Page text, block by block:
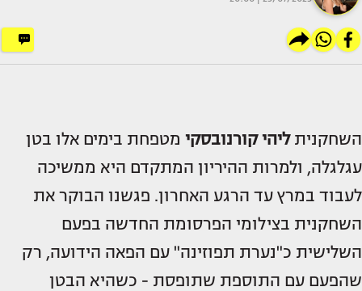
השחקנית ליהי קורנובסקי מטפחת בימים אלו בטן
עגלגלה, ולמרות ההיריון המתקדם היא ממשיכה
לעבוד במרץ עד הרגע האחרון. פגשנו הבוקר את
השחקנית בצילומי הפרסומת החדשה בפעם
השלישית כ"נערת תפוזינה" עם הפאה הידועה, רק
שהפעם עם התוספת שתופסת - כשהיא הבטן